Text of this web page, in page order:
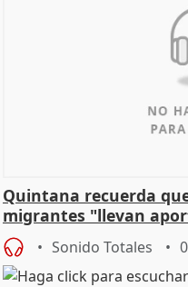
Quintana recuerda
migrantes "llevan
central
Sonido Totales